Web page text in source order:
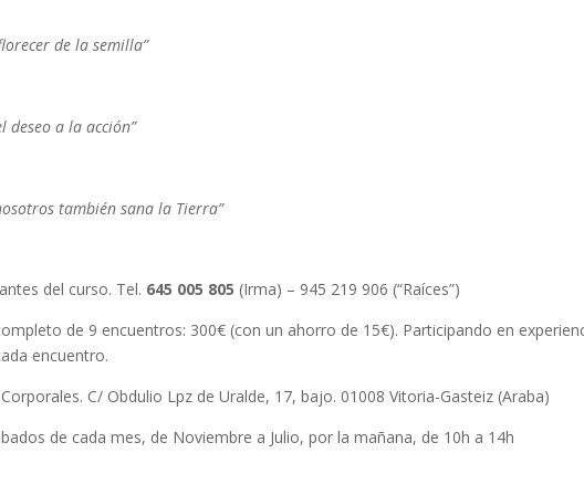
de la semilla”
deseo a la acción”
también sana la Tierra”
del curso. Tel. 645 005 805 (Irma) – 945 219 906 (“Raíces”)
de 9 encuentros: 300€ (con un ahorro de 15€). Participando en
encuentro.
C/ Obdulio Lpz de Uralde, 17, bajo. 01008 Vitoria-Gasteiz (Araba)
de cada mes, de Noviembre a Julio, por la mañana, de 10h a 14h